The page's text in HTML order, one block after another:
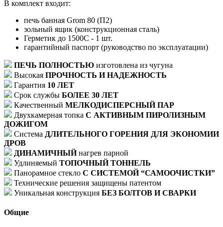
В комплект входит:
печь банная Grom 80 (П2)
зольный ящик (конструкционная сталь)
Герметик до 1500C - 1 шт.
гарантийный паспорт (руководство по эксплуатации)
ПЕЧЬ ПОЛНОСТЬЮ изготовлена из чугуна
Высокая ПРОЧНОСТЬ И НАДЕЖНОСТЬ
Гарантия 10 ЛЕТ
Срок службы БОЛЕЕ 30 ЛЕТ
Качественный МЕЛКОДИСПЕРСНЫЙ ПАР
Двухкамерная топка С АКТИВНЫМ ПИРОЛИЗНЫМ
ДОЖИГОМ
Система ДЛИТЕЛЬНОГО ГОРЕНИЯ ДЛЯ ЭКОНОМИИ
ДРОВ
ДИНАМИЧНЫЙнагрев парной
Удлиняемый ТОПОЧНЫЙ ТОННЕЛЬ
Панорамное стекло С СИСТЕМОЙ “САМООЧИСТКИ”
Технические решения защищены патентом
Уникальная конструкция БЕЗ БОЛТОВ И СВАРКИ
Общие